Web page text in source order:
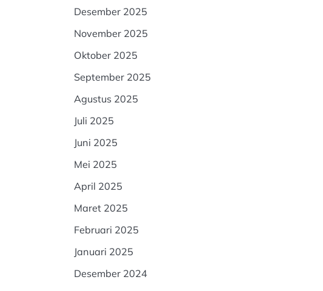
Desember 2025
November 2025
Oktober 2025
September 2025
Agustus 2025
Juli 2025
Juni 2025
Mei 2025
April 2025
Maret 2025
Februari 2025
Januari 2025
Desember 2024